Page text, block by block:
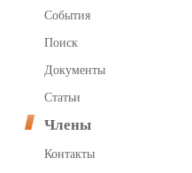
События
Поиск
Документы
Статьи
Члены
Контакты